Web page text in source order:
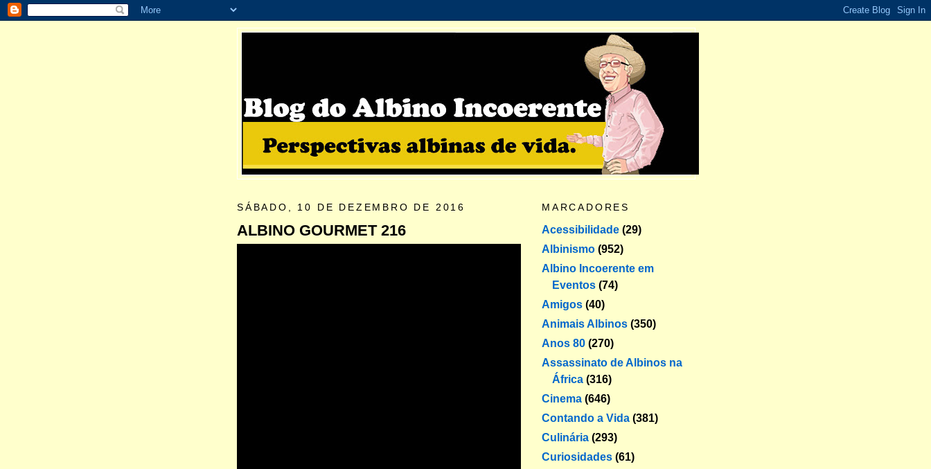
SÁBADO, 10 DE DEZEMBRO DE 2016
ALBINO GOURMET 216
MARCADORES
Acessibilidade (29)
Albinismo (952)
Albino Incoerente em
Eventos (74)
Amigos (40)
Animais Albinos (350)
Anos 80 (270)
Assassinato de Albinos na
África (316)
Cinema (646)
Contando a Vida (381)
Culinária (293)
Curiosidades (61)